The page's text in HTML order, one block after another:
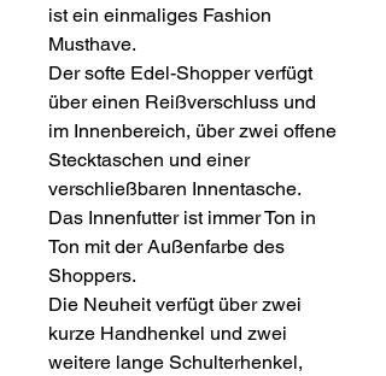
ist ein einmaliges Fashion
Musthave.
Der softe Edel-Shopper verfügt
über einen Reißverschluss und
im Innenbereich, über zwei offene
Stecktaschen und einer
verschließbaren Innentasche.
Das Innenfutter ist immer Ton in
Ton mit der Außenfarbe des
Shoppers.
Die Neuheit verfügt über zwei
kurze Handhenkel und zwei
weitere lange Schulterhenkel,